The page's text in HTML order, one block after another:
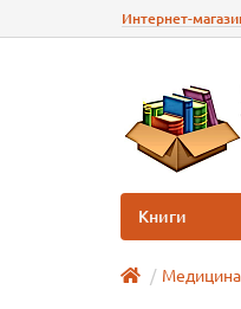
Интернет-
Книги
Медицина